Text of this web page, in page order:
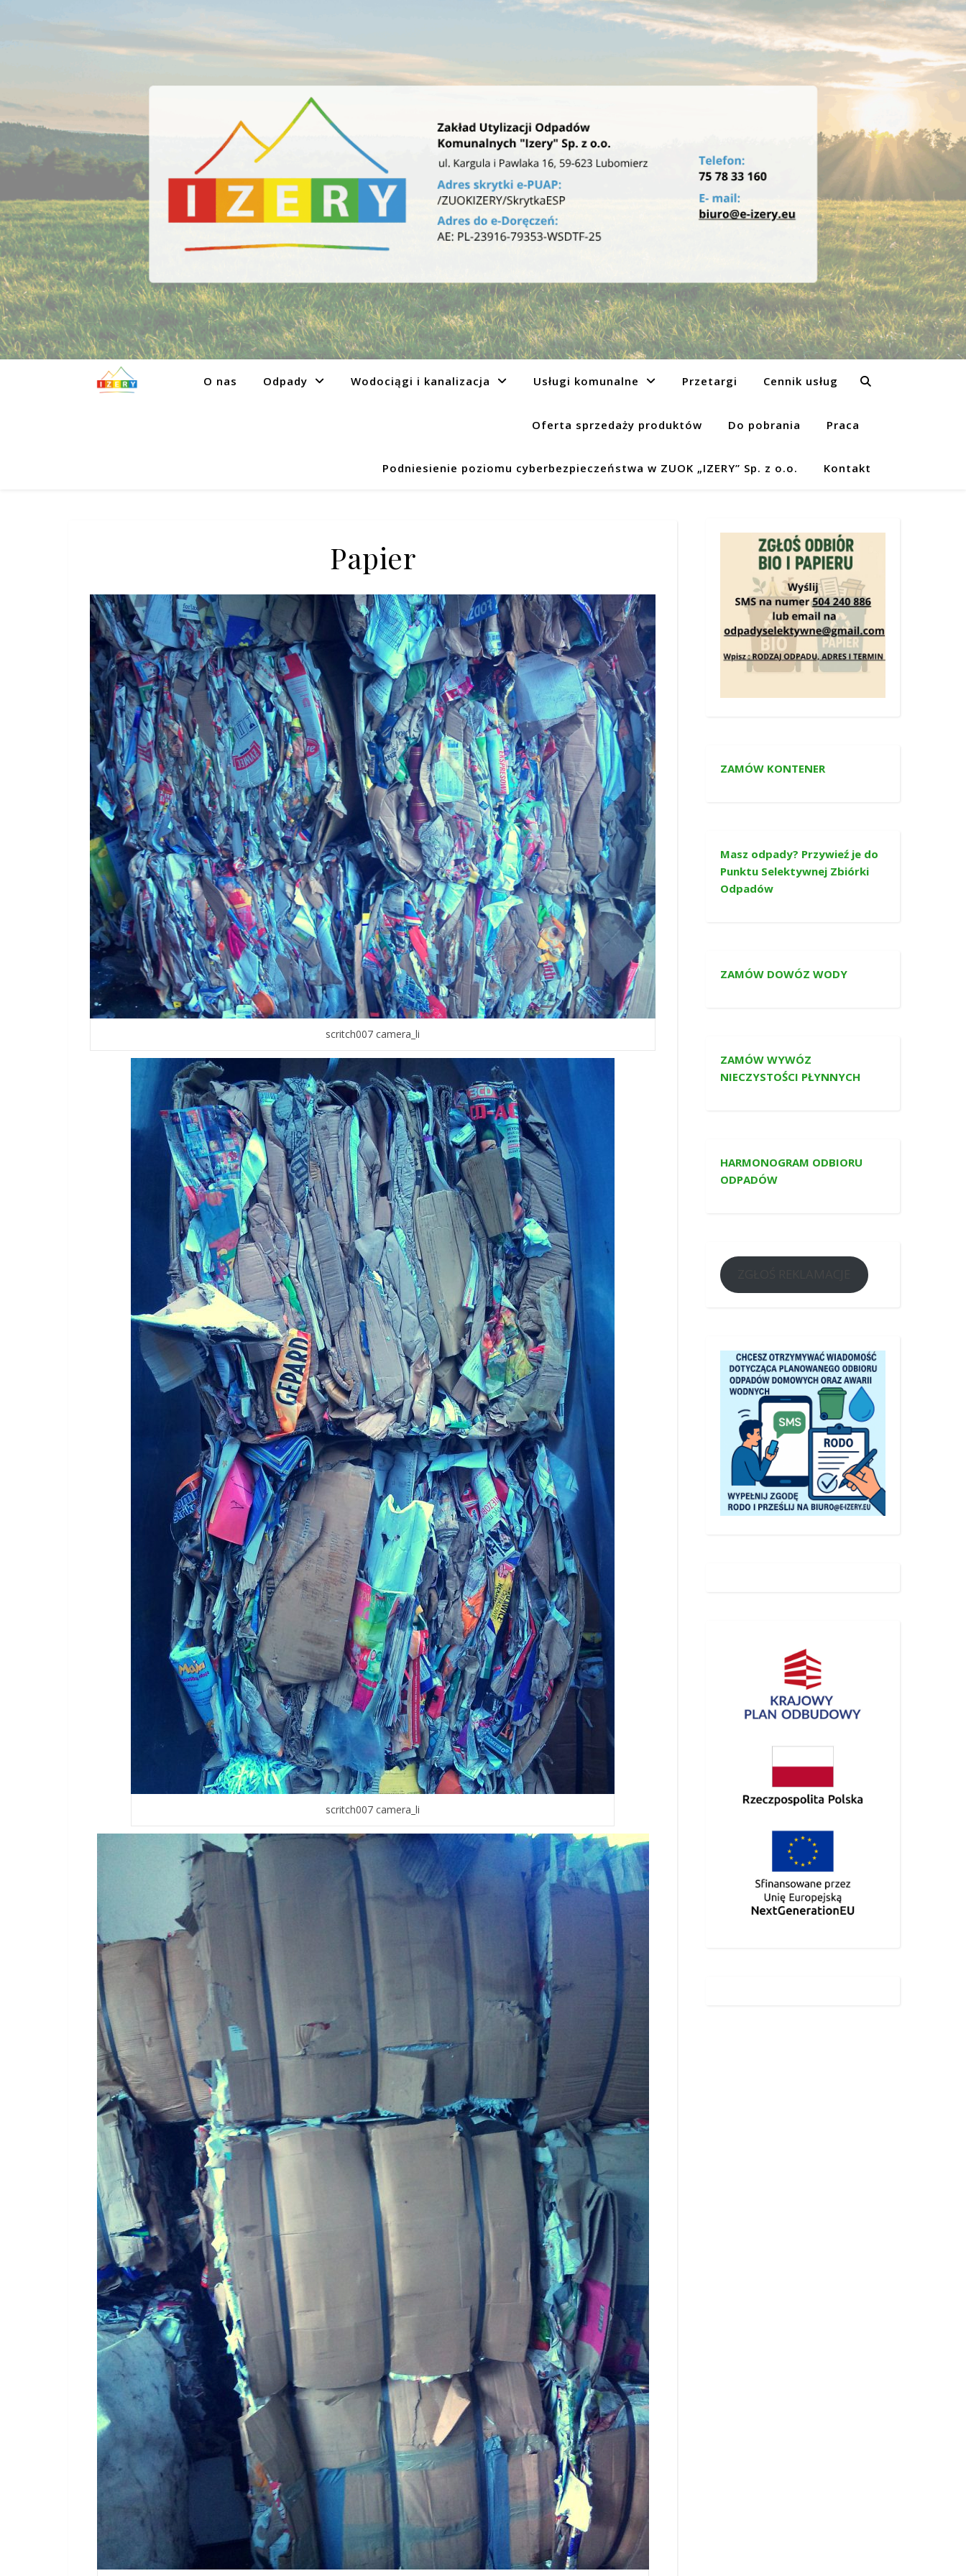
O nas Odpady Wodociągi i kanalizacja Usługi komunalne Przetargi Cennik usług
Oferta sprzedaży produktów Do pobrania Praca
Podniesienie poziomu cyberbezpieczeństwa w ZUOK „IZERY” Sp. z o.o. Kontakt
Papier
scritch007 camera_li
scritch007 camera_li
ZAMÓW KONTENER
Masz odpady? Przywieź je do
Punktu Selektywnej Zbiórki
Odpadów
ZAMÓW DOWÓZ WODY
ZAMÓW WYWÓZ
NIECZYSTOŚCI PŁYNNYCH
HARMONOGRAM ODBIORU
ODPADÓW